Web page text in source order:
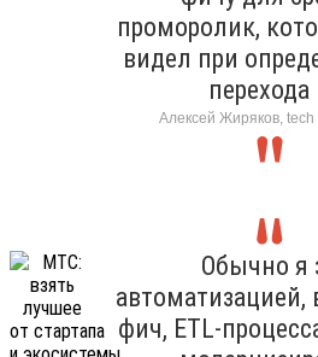
проморолик,
видел при
Алексей Жиряков,
Обычно я
фич, ETL-